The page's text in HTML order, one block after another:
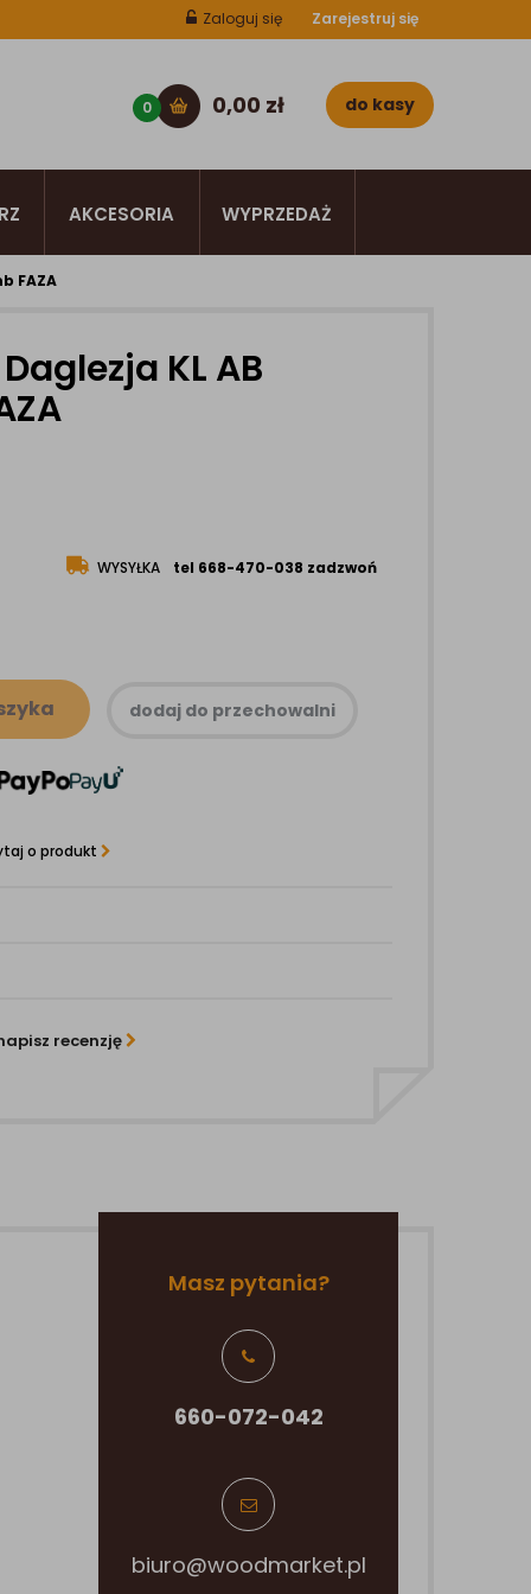
Zaloguj się Zarejestruj się
0 0,00 zł do kasy
AKCESORIA WYPRZEDAŻ
FAZA
KL AB
WYSYŁKA tel 668-470-038 zadzwoń
dodaj do przechowalni
o produkt
recenzję
Masz pytania?
660-072-042
biuro@woodmarket.pl